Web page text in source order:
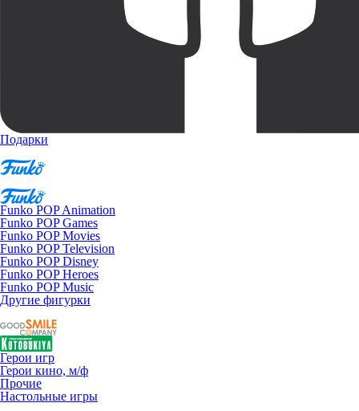
Подарки
Funko POP Animation
Funko POP Games
Funko POP Movies
Funko POP Television
Funko POP Disney
Funko POP Heroes
Funko POP Music
Другие фигурки
Герои игр
Герои кино, м/ф
Прочие
Настольные игры